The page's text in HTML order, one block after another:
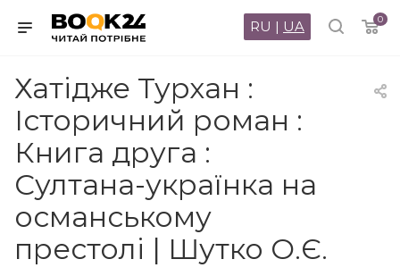
0
RU | UA
Хатідже Турхан :
Історичний роман :
Книга друга :
Султана-українка на
османському
престолі | Шутко О.Є.